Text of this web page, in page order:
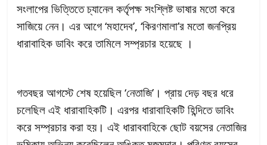
সংলাপের ভিত্তিতে চ্যানেল কর্তৃপক্ষ সংশ্লিষ্ট ভাষার মতো করে
সাজিয়ে নেন। এর আগে ‘মহাদেব’, ‘কিরণমালা’র মতো জনপ্রিয়
ধারাবাহিক ডাবিং করে তামিলে সম্প্রচার হয়েছে ।
গতবছর আগস্টে শেষ হয়েছিল ‘নেতাজি’। প্রায় দেড় বছর ধরে
চলেছিল এই ধারাবাহিকটি। এরপর ধারাবাহিকটি হিন্দিতে ডাবিং
করে সম্প্রচার করা হয়। এই ধারাববাহিকে ছোট বয়সের নেতাজির